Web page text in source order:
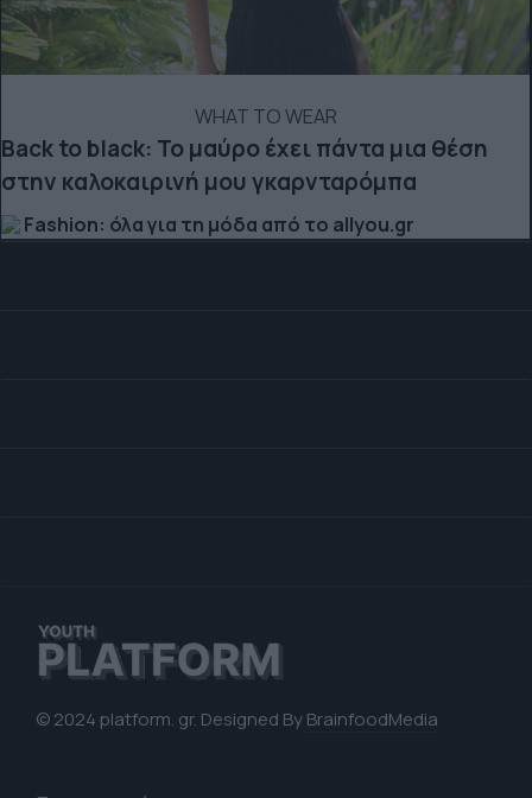
WHAT TO WEAR
Back to black: Το μαύρο έχει πάντα μια θέση
στην καλοκαιρινή μου γκαρνταρόμπα
Fashion: όλα για τη μόδα από το allyou.gr
© 2024 platform. gr. Designed ByBrainfoodMedia